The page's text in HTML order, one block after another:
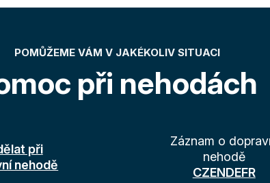
POMŮŽEME VÁM V JAKÉKOLIV SITUACI
při nehodách
při
nehodě
Záznam o
nehodě
CZENDEFR